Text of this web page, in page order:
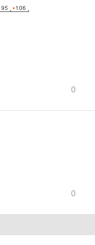
0
0